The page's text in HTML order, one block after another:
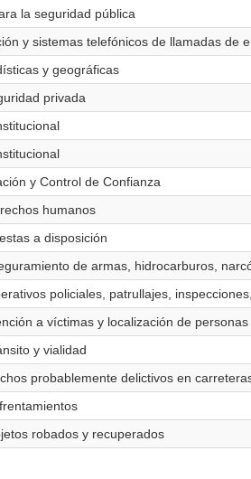
la seguridad pública
y sistemas telefónicos de llamadas de
y geográficas
privada
y Control de Confianza
humanos
a disposición
de armas, hidrocarburos,
policiales, patrullajes,
a víctimas y localización de
y vialidad
probablemente delictivos en
robados y recuperados